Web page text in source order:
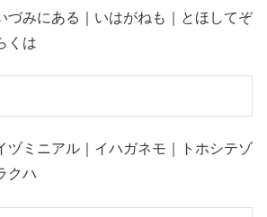
づみにある｜いはがねも｜とほしてぞ
くは
ヅミニアル｜イハガネモ｜トホシテゾ
クハ